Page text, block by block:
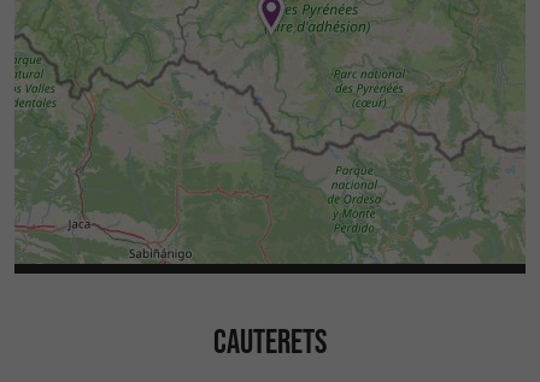
CAUTERETS